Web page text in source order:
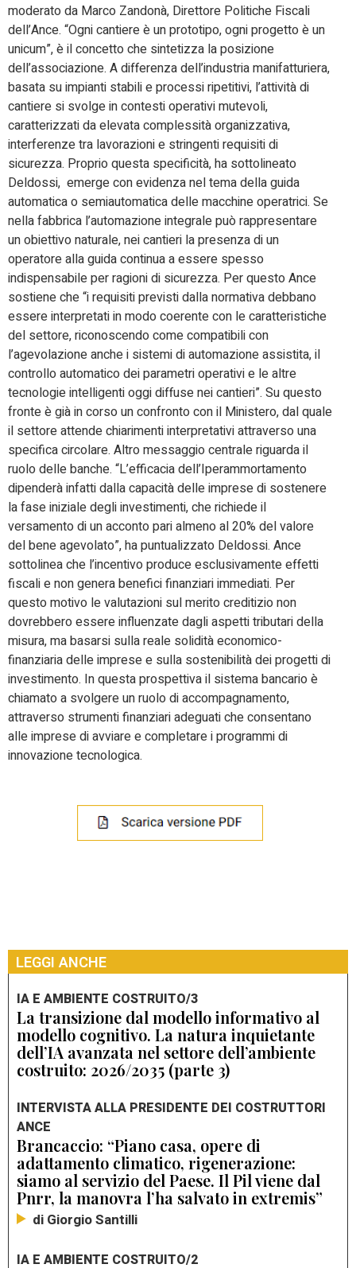
moderato da Marco Zandonà, Direttore Politiche Fiscali
dell’Ance. “Ogni cantiere è un prototipo, ogni progetto è un
unicum”, è il concetto che sintetizza la posizione
dell’associazione. A differenza dell’industria manifatturiera,
basata su impianti stabili e processi ripetitivi, l’attività di
cantiere si svolge in contesti operativi mutevoli,
caratterizzati da elevata complessità organizzativa,
interferenze tra lavorazioni e stringenti requisiti di
sicurezza. Proprio questa specificità, ha sottolineato
Deldossi, emerge con evidenza nel tema della guida
automatica o semiautomatica delle macchine operatrici. Se
nella fabbrica l’automazione integrale può rappresentare
un obiettivo naturale, nei cantieri la presenza di un
operatore alla guida continua a essere spesso
indispensabile per ragioni di sicurezza. Per questo Ance
sostiene che “i requisiti previsti dalla normativa debbano
essere interpretati in modo coerente con le caratteristiche
del settore, riconoscendo come compatibili con
l’agevolazione anche i sistemi di automazione assistita, il
controllo automatico dei parametri operativi e le altre
tecnologie intelligenti oggi diffuse nei cantieri”. Su questo
fronte è già in corso un confronto con il Ministero, dal quale
il settore attende chiarimenti interpretativi attraverso una
specifica circolare. Altro messaggio centrale riguarda il
ruolo delle banche. “L’efficacia dell’Iperammortamento
dipenderà infatti dalla capacità delle imprese di sostenere
la fase iniziale degli investimenti, che richiede il
versamento di un acconto pari almeno al 20% del valore
del bene agevolato”, ha puntualizzato Deldossi. Ance
sottolinea che l’incentivo produce esclusivamente effetti
fiscali e non genera benefici finanziari immediati. Per
questo motivo le valutazioni sul merito creditizio non
dovrebbero essere influenzate dagli aspetti tributari della
misura, ma basarsi sulla reale solidità economico-
finanziaria delle imprese e sulla sostenibilità dei progetti di
investimento. In questa prospettiva il sistema bancario è
chiamato a svolgere un ruolo di accompagnamento,
attraverso strumenti finanziari adeguati che consentano
alle imprese di avviare e completare i programmi di
innovazione tecnologica.
LEGGI ANCHE
IA E AMBIENTE COSTRUITO/3
La transizione dal modello informativo al
modello cognitivo. La natura inquietante
dell’IA avanzata nel settore dell’ambiente
costruito: 2026/2035 (parte 3)
INTERVISTA ALLA PRESIDENTE DEI COSTRUTTORI
ANCE
Brancaccio: “Piano casa, opere di
adattamento climatico, rigenerazione:
siamo al servizio del Paese. Il Pil viene dal
Pnrr, la manovra l’ha salvato in extremis”
di Giorgio Santilli
IA E AMBIENTE COSTRUITO/2